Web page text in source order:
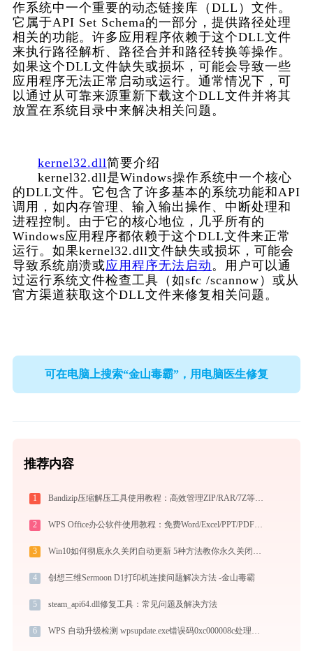
作系统中一个重要的动态链接库（DLL）文件。
它属于API Set Schema的一部分，提供路径处理
相关的功能。许多应用程序依赖于这个DLL文件
来执行路径解析、路径合并和路径转换等操作。
如果这个DLL文件缺失或损坏，可能会导致一些
应用程序无法正常启动或运行。通常情况下，可
以通过从可靠来源重新下载这个DLL文件并将其
放置在系统目录中来解决相关问题。
kernel32.dll简要介绍
的DLL文件。它包含了许多基本的系统功能和API
调用，如内存管理、输入输出操作、中断处理和
进程控制。由于它的核心地位，几乎所有的
Windows应用程序都依赖于这个DLL文件来正常
运行。如果kernel32.dll文件缺失或损坏，可能会
导致系统崩溃或应用程序无法启动。用户可以通
过运行系统文件检查工具（如sfc /scannow）或从
官方渠道获取这个DLL文件来修复相关问题。
可在电脑上搜索“金山毒霸”，用电脑医生修复
推荐内容
1 Bandizip压缩解压工具使用教程：高效管理ZIP/RAR/7Z等30+格式的免费压缩神器
2 WPS Office办公软件使用教程：免费Word/Excel/PPT/PDF一站式高效办公套件
3 Win10如何彻底永久关闭自动更新 5种方法教你永久关闭win10自动更新
4 创想三维Sermoon D1打印机连接问题解决方法 -金山毒霸
5 steam_api64.dll修复工具：常见问题及解决方法
6 WPS 自动升级检测 wpsupdate.exe错误码0xc000008c处理办法